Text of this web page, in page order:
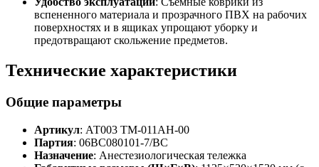
вспененного материала и прозрачного ПВХ на рабочих
поверхностях и в ящиках упрощают уборку и
предотвращают скольжение предметов.
Технические характеристики
Общие параметры
Артикул: АТ003 TM-011AH-00
Партия: 06BC080101-7/BC
Назначение: Анестезиологическая тележка